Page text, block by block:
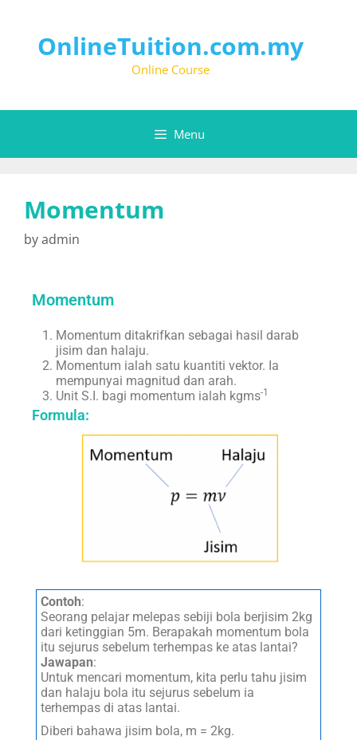
OnlineTuition.com.my
Online Course
Menu
Momentum
byadmin
Momentum
Momentum ditakrifkan sebagai hasil darab
jisim dan halaju.
Momentum ialah satu kuantiti vektor. Ia
mempunyai magnitud dan arah.
Unit S.I. bagi momentum ialah kgms-1
Formula:
Contoh:
Seorang pelajar melepas sebiji bola berjisim 2kg
dari ketinggian 5m. Berapakah momentum bola
itu sejurus sebelum terhempas ke atas lantai?
Jawapan:
Untuk mencari momentum, kita perlu tahu jisim
dan halaju bola itu sejurus sebelum ia
terhempas di atas lantai.
Diberi bahawa jisim bola, m = 2kg.